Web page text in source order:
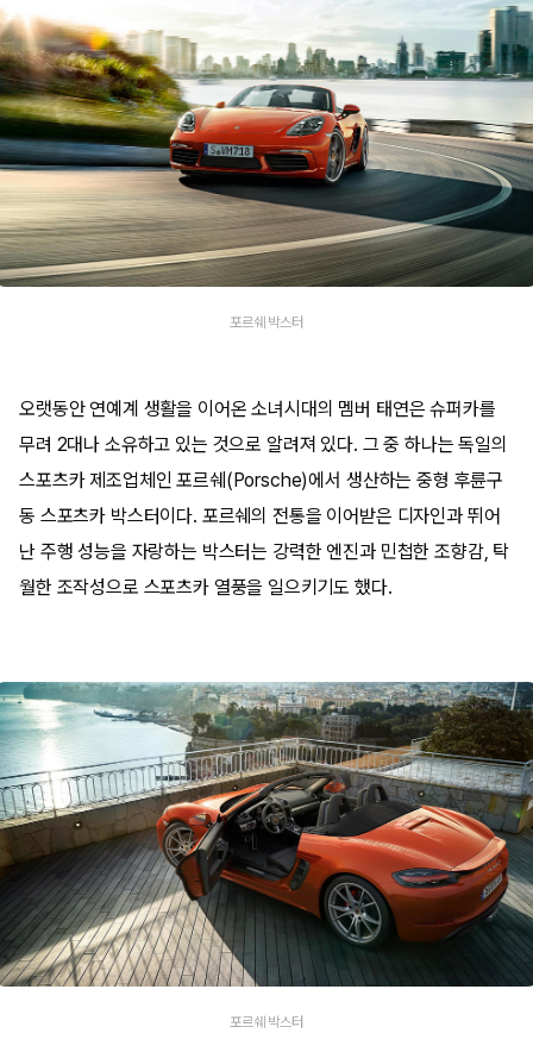
포르쉐 박스터
오랫동안 연예계 생활을 이어온 소녀시대의 멤버 태연은 슈퍼카를
무려 2대나 소유하고 있는 것으로 알려져 있다. 그 중 하나는 독일의
스포츠카 제조업체인 포르쉐(Porsche)에서 생산하는 중형 후륜구
동 스포츠카 박스터이다. 포르쉐의 전통을 이어받은 디자인과 뛰어
난 주행 성능을 자랑하는 박스터는 강력한 엔진과 민첩한 조향감, 탁
월한 조작성으로 스포츠카 열풍을 일으키기도 했다.
포르쉐 박스터